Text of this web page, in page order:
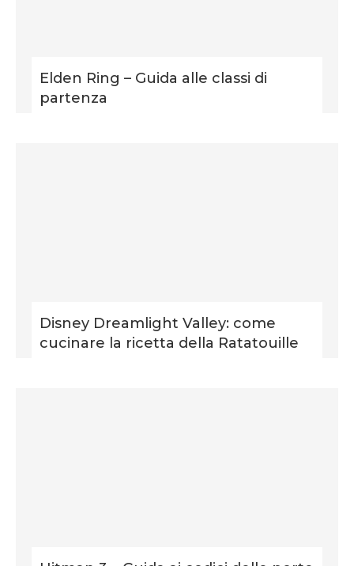
Elden Ring – Guida alle classi di
partenza
Disney Dreamlight Valley: come
cucinare la ricetta della Ratatouille